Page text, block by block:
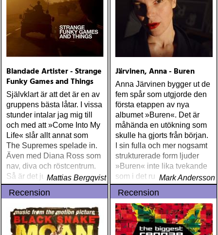
Blandade Artister - Strange
Funky Games and Things
Självklart är att det är en av
gruppens bästa låtar. I vissa
stunder intalar jag mig till
och med att »Come Into My
Life« slår allt annat som
The Supremes spelade in.
Även med Diana Ross som
nav, diva och röstcentrum.
Så är det ju naturligtvis inte
Mattias Bergqvist
Järvinen, Anna - Buren
Anna Järvinen bygger ut de
fem spår som utgjorde den
första etappen av nya
albumet »Buren«. Det är
måhända en utökning som
skulle ha gjorts från början.
I sin fulla och mer nogsamt
strukturerade form ljuder
»Buren« inte lika tvekande
som i det rumphuggna
kortformatet
Mark Andersson
Recension Recension